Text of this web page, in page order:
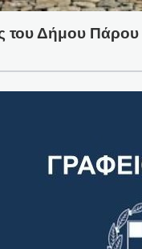
του Δήμου